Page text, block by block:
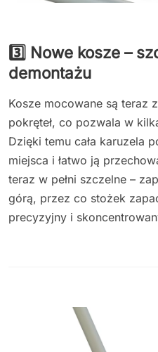
3️⃣ Nowe kosze –
demontażu
Kosze mocowane są teraz
pokręteł, co pozwala w
Dzięki temu cała karuzela
miejsca i łatwo ją
teraz w pełni szczelne –
górą, przez co stożek
precyzyjny i